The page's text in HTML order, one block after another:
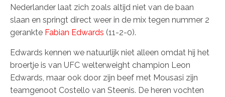
Nederlander laat zich zoals altijd niet van de baan
slaan en springt direct weer in de mix tegen nummer 2
gerankte Fabian Edwards (11-2-0).
Edwards kennen we natuurlijk niet alleen omdat hij het
broertje is van UFC welterweight champion Leon
Edwards, maar ook door zijn beef met Mousasi zijn
teamgenoot Costello van Steenis. De heren vochten